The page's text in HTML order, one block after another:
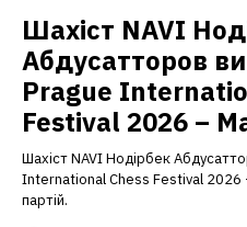
Шахіст NAVI
Абдусатторов
Prague
Festival 2026 –
Шахіст NAVI Нодірбек
International Chess Festival 2026
партій.